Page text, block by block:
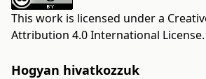
This work is licensed under a
Attribution 4.0 International License.
Hogyan hivatkozzuk